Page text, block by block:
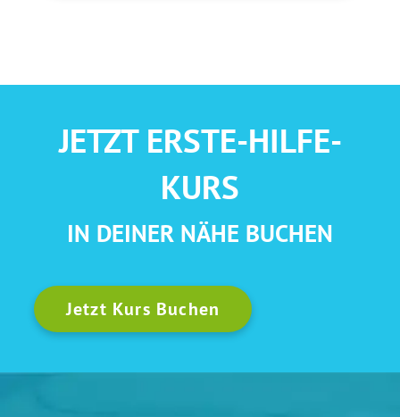
JETZT ERSTE-HILFE-
KURS
IN DEINER NÄHE BUCHEN
Jetzt Kurs Buchen